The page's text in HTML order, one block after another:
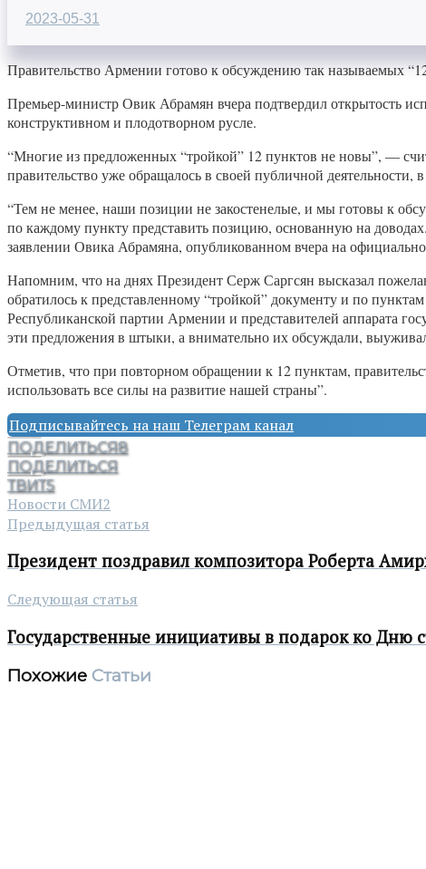
2023-05-31
Правительство Армении готово к обсуждению так называемых
Премьер-министр Овик Абрамян вчера подтвердил открытость
конструктивном и плодотворном русле.
“Многие из предложенных “тройкой” 12 пунктов не новы”, —
правительство уже обращалось в своей публичной
“Тем не менее, наши позиции не закостенелые, и мы готовы к
по каждому пункту представить позицию, основанную на
заявлении Овика Абрамяна, опубликованном вчера на
Напомним, что на днях Президент Серж Саргсян высказал
обратилось к представленному “тройкой” документу и по
Республиканской партии Армении и представителей аппарата
эти предложения в штыки, а внимательно их обсуждали,
Отметив, что при повторном обращении к 12 пунктам,
использовать все силы на развитие нашей страны”.
Подписывайтесь на наш Телеграм канал
ПОДЕЛИТЬСЯ8
ПОДЕЛИТЬСЯ
ТВИТ5
Новости СМИ2
Предыдущая статья
Президент поздравил композитора Роберта
Следующая статья
Государственные инициативы в подарок ко Дню
Похожие Статьи